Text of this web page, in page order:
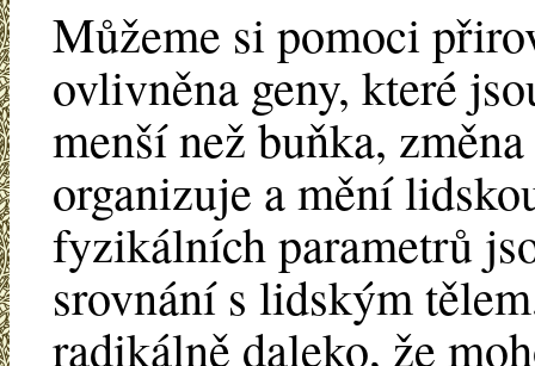
Můžeme si pomoci
ovlivněna geny, které
menší než buňka,
organizuje a mění
fyzikálních parametrů
srovnání s lidským
radikálně daleko, že